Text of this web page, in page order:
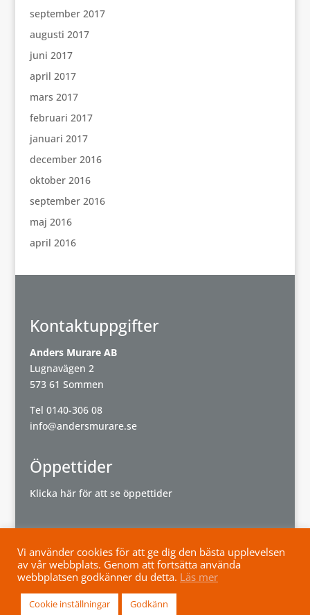
september 2017
augusti 2017
juni 2017
april 2017
mars 2017
februari 2017
januari 2017
december 2016
oktober 2016
september 2016
maj 2016
april 2016
Kontaktuppgifter
Anders Murare AB
Lugnavägen 2
573 61 Sommen
Tel 0140-306 08
info@andersmurare.se
Öppettider
Klicka här för att se öppettider
Powered byWisest
Vi använder cookies för att ge dig den bästa upplevelsen
av vår webbplats. Genom att fortsätta använda
webbplatsen godkänner du detta. Läs mer
Cookie inställningar Godkänn